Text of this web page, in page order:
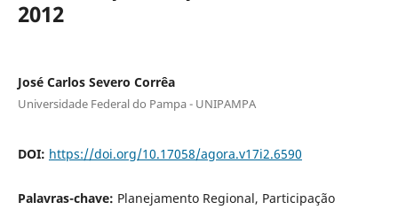
2012
José Carlos Severo Corrêa
Universidade Federal do Pampa - UNIPAMPA
DOI: https://doi.org/10.17058/agora.v17i2.6590
Palavras-chave: Planejamento Regional, Participação